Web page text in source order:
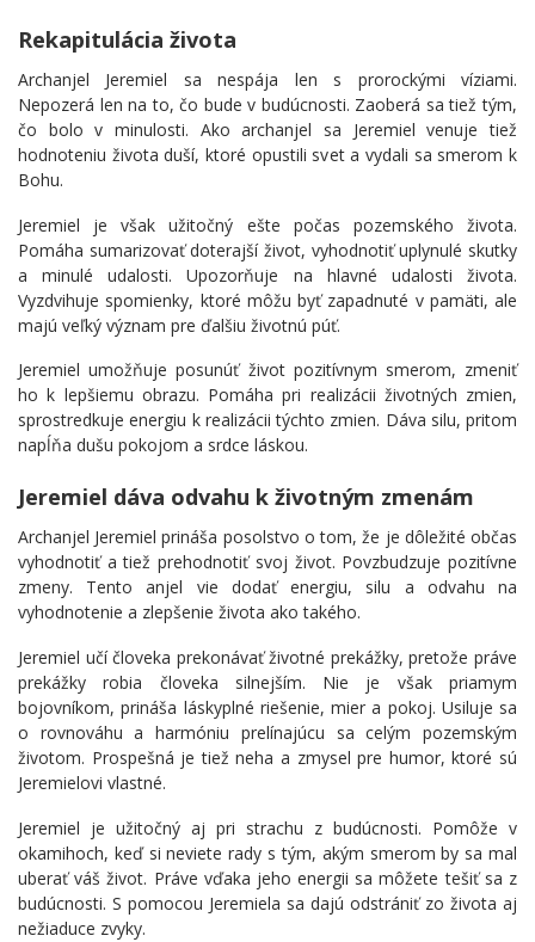
Rekapitulácia života
Archanjel Jeremiel sa nespája len s prorockými víziami.
Nepozerá len na to, čo bude v budúcnosti. Zaoberá sa tiež tým,
čo bolo v minulosti. Ako archanjel sa Jeremiel venuje tiež
hodnoteniu života duší, ktoré opustili svet a vydali sa smerom k
Bohu.
Jeremiel je však užitočný ešte počas pozemského života.
Pomáha sumarizovať doterajší život, vyhodnotiť uplynulé skutky
a minulé udalosti. Upozorňuje na hlavné udalosti života.
Vyzdvihuje spomienky, ktoré môžu byť zapadnuté v pamäti, ale
majú veľký význam pre ďalšiu životnú púť.
Jeremiel umožňuje posunúť život pozitívnym smerom, zmeniť
ho k lepšiemu obrazu. Pomáha pri realizácii životných zmien,
sprostredkuje energiu k realizácii týchto zmien. Dáva silu, pritom
napĺňa dušu pokojom a srdce láskou.
Jeremiel dáva odvahu k životným zmenám
Archanjel Jeremiel prináša posolstvo o tom, že je dôležité občas
vyhodnotiť a tiež prehodnotiť svoj život. Povzbudzuje pozitívne
zmeny. Tento anjel vie dodať energiu, silu a odvahu na
vyhodnotenie a zlepšenie života ako takého.
Jeremiel učí človeka prekonávať životné prekážky, pretože práve
prekážky robia človeka silnejším. Nie je však priamym
bojovníkom, prináša láskyplné riešenie, mier a pokoj. Usiluje sa
o rovnováhu a harmóniu prelínajúcu sa celým pozemským
životom. Prospešná je tiež neha a zmysel pre humor, ktoré sú
Jeremielovi vlastné.
Jeremiel je užitočný aj pri strachu z budúcnosti. Pomôže v
okamihoch, keď si neviete rady s tým, akým smerom by sa mal
uberať váš život. Práve vďaka jeho energii sa môžete tešiť sa z
budúcnosti. S pomocou Jeremiela sa dajú odstrániť zo života aj
nežiaduce zvyky.